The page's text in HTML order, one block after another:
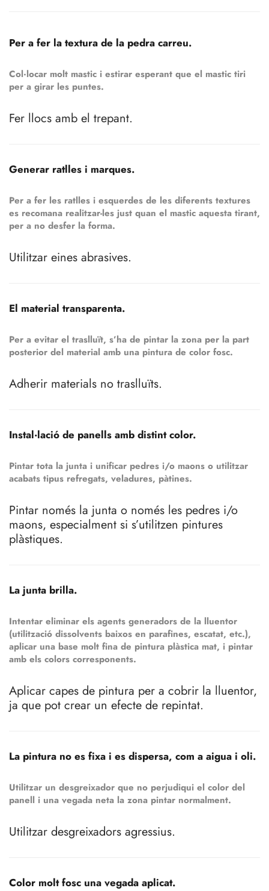
Per a fer la textura de la pedra carreu.
Col·locar molt mastic i estirar esperant que el mastic tiri
per a girar les puntes.
Fer llocs amb el trepant.
Generar ratlles i marques.
Per a fer les ratlles i esquerdes de les diferents textures
es recomana realitzar-les just quan el mastic aquesta tirant,
per a no desfer la forma.
Utilitzar eines abrasives.
El material transparenta.
Per a evitar el traslluït, s’ha de pintar la zona per la part
posterior del material amb una pintura de color fosc.
Adherir materials no traslluïts.
Instal·lació de panells amb distint color.
Pintar tota la junta i unificar pedres i/o maons o utilitzar
acabats tipus refregats, veladures, pàtines.
Pintar només la junta o només les pedres i/o
maons, especialment si s’utilitzen pintures
plàstiques.
La junta brilla.
Intentar eliminar els agents generadors de la lluentor
(utilització dissolvents baixos en parafines, escatat, etc.),
aplicar una base molt fina de pintura plàstica mat, i pintar
amb els colors corresponents.
Aplicar capes de pintura per a cobrir la lluentor,
ja que pot crear un efecte de repintat.
La pintura no es fixa i es dispersa, com a aigua i oli.
Utilitzar un desgreixador que no perjudiqui el color del
panell i una vegada neta la zona pintar normalment.
Utilitzar desgreixadors agressius.
Color molt fosc una vegada aplicat.